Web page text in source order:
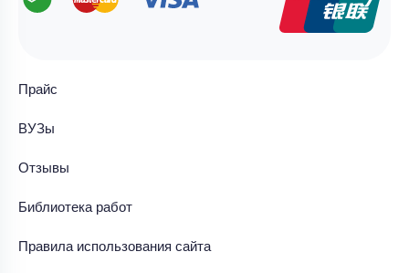
Прайс
ВУЗы
Отзывы
Библиотека работ
Правила использования сайта